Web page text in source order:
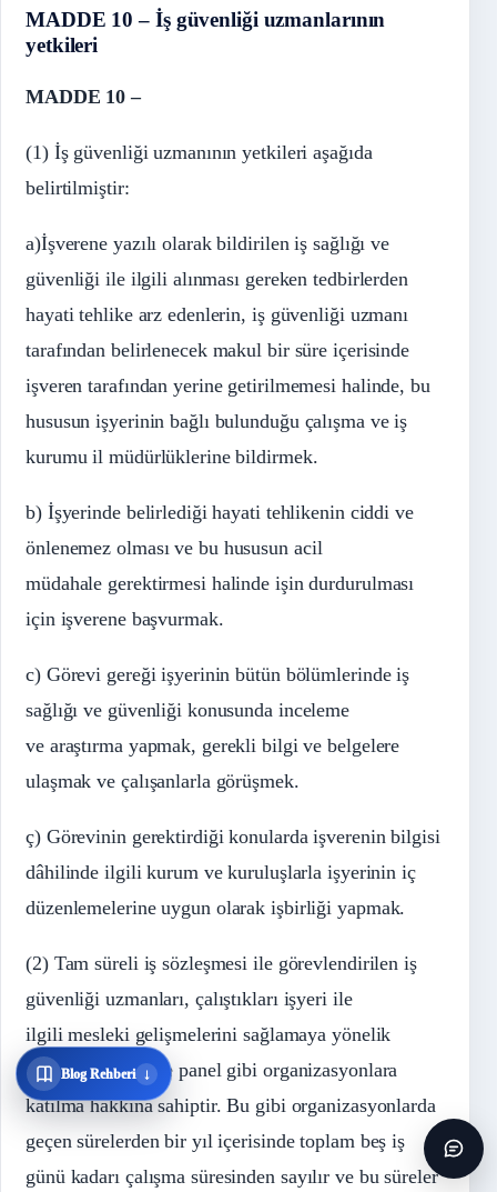
MADDE 10 – İş güvenliği uzmanlarının
yetkileri
MADDE 10 –
(1) İş güvenliği uzmanının yetkileri aşağıda
belirtilmiştir:
a)İşverene yazılı olarak bildirilen iş sağlığı ve
güvenliği ile ilgili alınması gereken tedbirlerden
hayati tehlike arz edenlerin, iş güvenliği uzmanı
tarafından belirlenecek makul bir süre içerisinde
işveren tarafından yerine getirilmemesi halinde, bu
hususun işyerinin bağlı bulunduğu çalışma ve iş
kurumu il müdürlüklerine bildirmek.
b) İşyerinde belirlediği hayati tehlikenin ciddi ve
önlenemez olması ve bu hususun acil
müdahale gerektirmesi halinde işin durdurulması
için işverene başvurmak.
c) Görevi gereği işyerinin bütün bölümlerinde iş
sağlığı ve güvenliği konusunda inceleme
ve araştırma yapmak, gerekli bilgi ve belgelere
ulaşmak ve çalışanlarla görüşmek.
ç) Görevinin gerektirdiği konularda işverenin bilgisi
dâhilinde ilgili kurum ve kuruluşlarla işyerinin iç
düzenlemelerine uygun olarak işbirliği yapmak.
(2) Tam süreli iş sözleşmesi ile görevlendirilen iş
güvenliği uzmanları, çalıştıkları işyeri ile
ilgili mesleki gelişmelerini sağlamaya yönelik
eğitim, seminer ve panel gibi organizasyonlara
katılma hakkına sahiptir. Bu gibi organizasyonlarda
geçen sürelerden bir yıl içerisinde toplam beş iş
günü kadarı çalışma süresinden sayılır ve bu süreler
Blog Rehberi ↓